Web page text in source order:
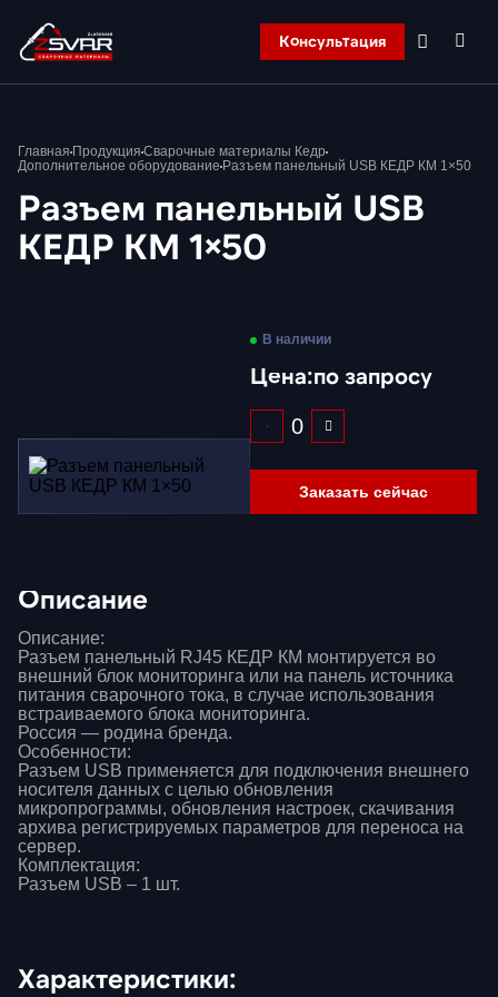
Консультация
Главная
Компания
Продукция
Контакты
Главная Продукция Сварочные материалы Кедр
Дополнительное оборудование Разъем панельный USB КЕДР КМ 1×50
Разъем панельный USB
КЕДР КМ 1×50
В наличии
Цена:по запросу
Заказать сейчас
Описание
Описание:
Разъем панельный RJ45 КЕДР КМ монтируется во
внешний блок мониторинга или на панель источника
питания сварочного тока, в случае использования
встраиваемого блока мониторинга.
Россия — родина бренда.
Особенности:
Разъем USB применяется для подключения внешнего
носителя данных с целью обновления
микропрограммы, обновления настроек, скачивания
архива регистрируемых параметров для переноса на
сервер.
Комплектация:
Разъем USB – 1 шт.
Характеристики: